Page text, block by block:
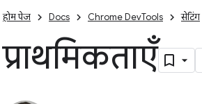
होम पेज Docs Chrome DevTools सेटिंग
प्राथमिकताएँ